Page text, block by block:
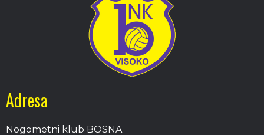
Adresa
Nogometni klub BOSNA